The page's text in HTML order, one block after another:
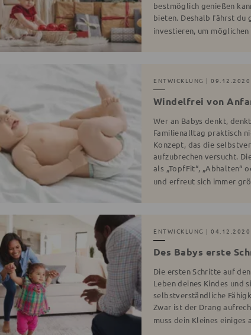
bestmöglich genießen
bieten. Deshalb fährst du
investieren, um
ENTWICKLUNG | 09.12.2020
Windelfrei von
Wer an Babys denkt,
Familienalltag praktisch
Konzept, das die
aufzubrechen versucht.
als „TopfFit“, „Abhalten“
und erfreut sich immer
ENTWICKLUNG | 04.12.2020
Des Babys erste
Die ersten Schritte auf
Leben deines Kindes und
selbstverständliche
Zwar ist der Drang
muss dein Kleines